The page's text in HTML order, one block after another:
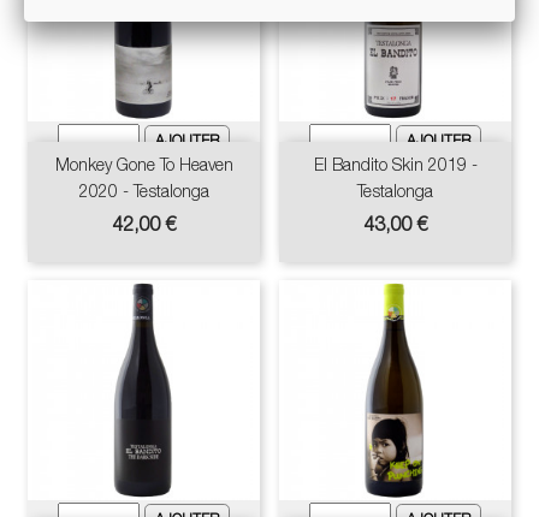
Monkey Gone To Heaven
2020 - Testalonga
Prix
42,00 €
El Bandito Skin 2019 -
Testalonga
Prix
43,00 €